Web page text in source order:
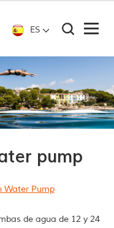
ES
pump
Water Pump
de agua de 12 y 24